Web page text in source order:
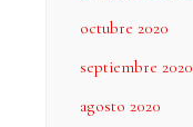
octubre 2020
septiembre 2020
agosto 2020